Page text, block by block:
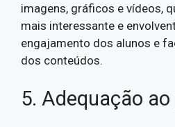
imagens, gráficos e vídeos,
mais interessante e
engajamento dos alunos e
dos conteúdos.
5. Adequação